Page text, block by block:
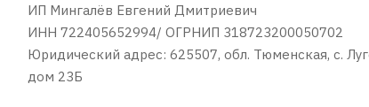
ИП Мингалёв Евгений Дмитриевич
ИНН 722405652994/ ОГРНИП 318723200050702
Юридический адрес: 625507, обл. Тюменская, с.
дом 23Б